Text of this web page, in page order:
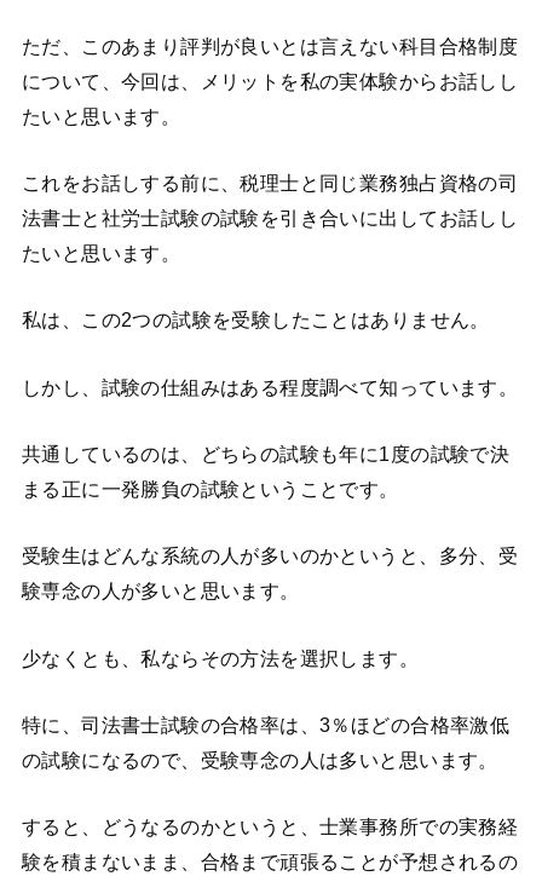
ただ、このあまり評判が良いとは言えない科目合格制度
について、今回は、メリットを私の実体験からお話しし
たいと思います。
これをお話しする前に、税理士と同じ業務独占資格の司
法書士と社労士試験の試験を引き合いに出してお話しし
たいと思います。
私は、この2つの試験を受験したことはありません。
しかし、試験の仕組みはある程度調べて知っています。
共通しているのは、どちらの試験も年に1度の試験で決
まる正に一発勝負の試験ということです。
受験生はどんな系統の人が多いのかというと、多分、受
験専念の人が多いと思います。
少なくとも、私ならその方法を選択します。
特に、司法書士試験の合格率は、3％ほどの合格率激低
の試験になるので、受験専念の人は多いと思います。
すると、どうなるのかというと、士業事務所での実務経
験を積まないまま、合格まで頑張ることが予想されるの